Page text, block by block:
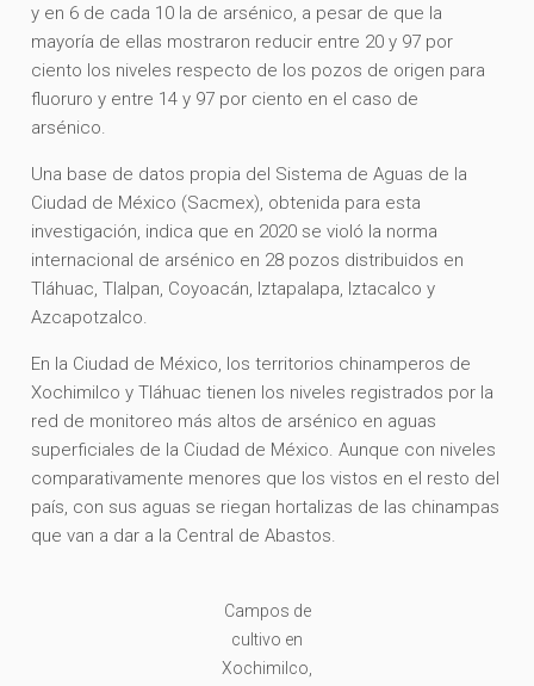
y en 6 de cada 10 la de arsénico, a pesar de que la
mayoría de ellas mostraron reducir entre 20 y 97 por
ciento los niveles respecto de los pozos de origen para
fluoruro y entre 14 y 97 por ciento en el caso de
arsénico.
Una base de datos propia del Sistema de Aguas de la
Ciudad de México (Sacmex), obtenida para esta
investigación, indica que en 2020 se violó la norma
internacional de arsénico en 28 pozos distribuidos en
Tláhuac, Tlalpan, Coyoacán, Iztapalapa, Iztacalco y
Azcapotzalco.
En la Ciudad de México, los territorios chinamperos de
Xochimilco y Tláhuac tienen los niveles registrados por la
red de monitoreo más altos de arsénico en aguas
superficiales de la Ciudad de México. Aunque con niveles
comparativamente menores que los vistos en el resto del
país, con sus aguas se riegan hortalizas de las chinampas
que van a dar a la Central de Abastos.
Campos de
cultivo en
Xochimilco,